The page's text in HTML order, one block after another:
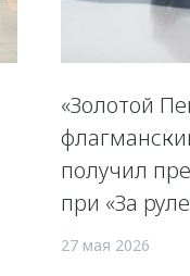
«Золотой
получил
при «За
27 мая 2026